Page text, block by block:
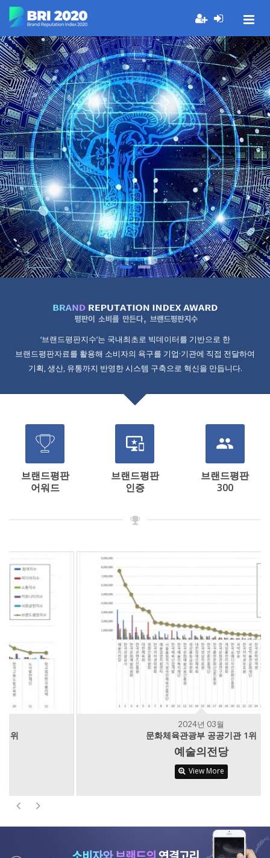
BRAND
REPUTATION
INDEX
VIEW MORE
‘브랜드평판지수’는 국내최초로 빅데이터를 기반으로 한
브랜드평판자료를 활용해 소비자의 욕구를 기업·기관에 직접 전달하여
기획, 생산, 유통까지 반영한 시스템 구축으로 혁신을 만듭니다.
브랜드평판
어워드
important_devices
브랜드평판
인증
people
브랜드평판
300
문화체육관광부 공공기관 1위